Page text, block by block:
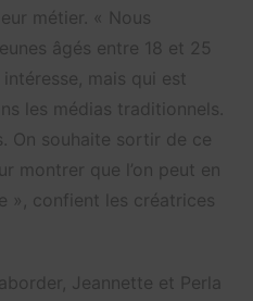
métier. « Nous
âgés entre 18 et 25
intéresse, mais qui est
les médias traditionnels.
On souhaite sortir de ce
montrer que l’on peut en
», confient les créatrices
Jeannette et Perla